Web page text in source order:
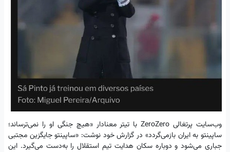
وب‌سایت پرتغالی ZeroZero با تیتر معنادار «هیچ جنگی او را نمی‌ترساند؛
ساپینتو به ایران بازمی‌گردد» در گزارش خود نوشت: «ساپینتو جایگزین مجتبی
جباری می‌شود و دوباره سکان هدایت تیم استقلال را به‌دست می‌گیرد. این